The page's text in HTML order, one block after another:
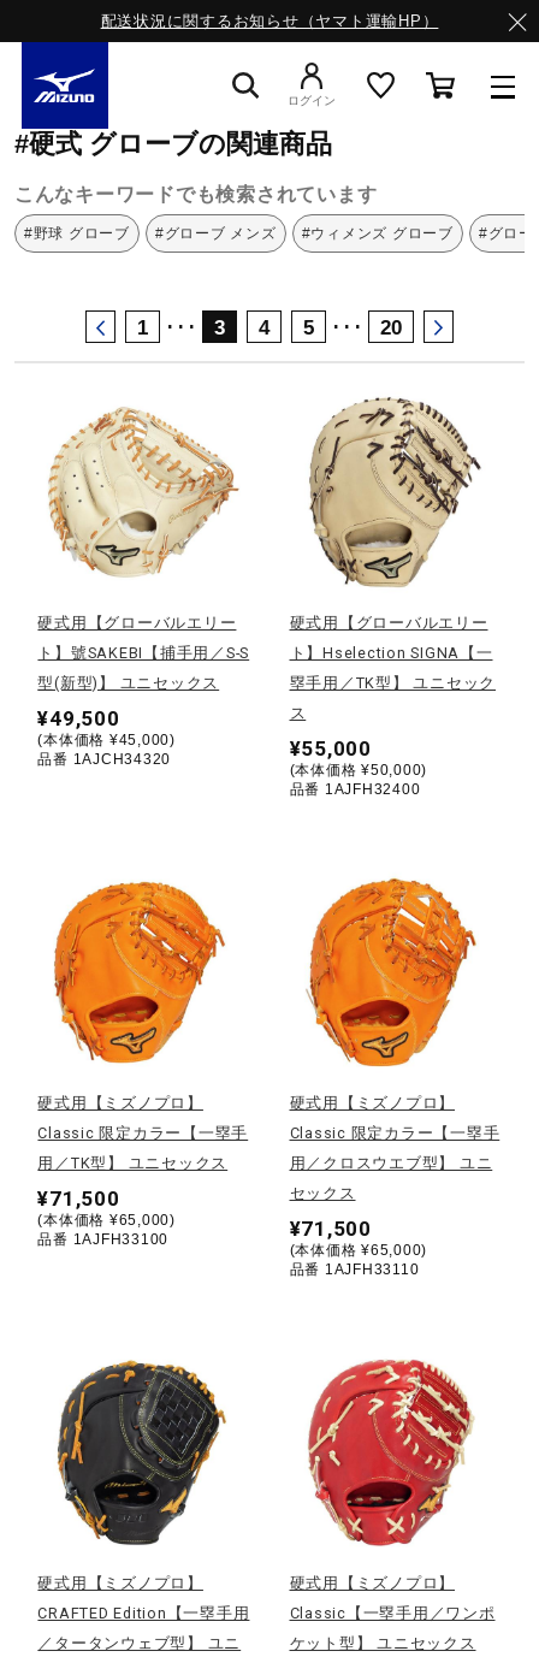
配送状況に関するお知らせ（ヤマト運輸HP）
ライフスタイルウエア
ランニング
サッカー／フットサル
トレーニング
野球
ゴルフ
テニス／ソフトテニス
バドミントン
陸上競技
卓球
柔道
ウィンタースポーツ
ワーキング
ログイン
ミズノ公式オンライン
#硬式 グローブの関連商品
こんなキーワードでも検索されています
#野球 グローブ #グローブ メンズ #ウィメンズ グローブ #グロー
1 ･･･ 3 4 5 ･･･ 20
硬式用【グローバルエリー
ト】號SAKEBI【捕手用／S-S
型(新型)】 ユニセックス
¥49,500
(本体価格 ¥45,000)
品番 1AJCH34320
硬式用【グローバルエリー
ト】Hselection SIGNA【一
塁手用／TK型】 ユニセック
ス
¥55,000
(本体価格 ¥50,000)
品番 1AJFH32400
硬式用【ミズノプロ】
Classic 限定カラー【一塁手
用／TK型】 ユニセックス
¥71,500
(本体価格 ¥65,000)
品番 1AJFH33100
硬式用【ミズノプロ】
Classic 限定カラー【一塁手
用／クロスウエブ型】 ユニ
セックス
¥71,500
(本体価格 ¥65,000)
品番 1AJFH33110
硬式用【ミズノプロ】
CRAFTED Edition【一塁手用
／タータンウェブ型】 ユニ
硬式用【ミズノプロ】
Classic【一塁手用／ワンポ
ケット型】 ユニセックス